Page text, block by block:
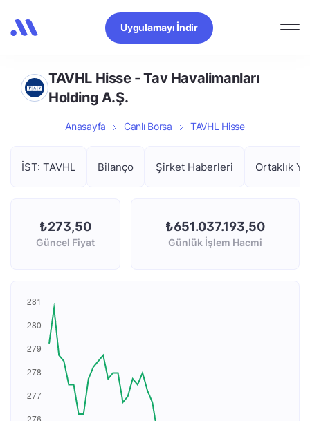
Uygulamayı İndir
TAVHL Hisse - Tav Havalimanları
Holding A.Ş.
Anasayfa Canlı Borsa TAVHL Hisse
İST: TAVHL Bilanço Şirket Haberleri Ortaklık
₺273,50
Güncel Fiyat
₺651.037.193,50
Günlük İşlem Hacmi